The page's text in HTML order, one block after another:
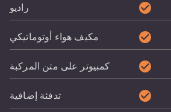
راديو check_circle
مكيف هواء أوتوماتيكي check_circle
كمبيوتر على متن المركبة check_circle
تدفئة إضافية check_circle